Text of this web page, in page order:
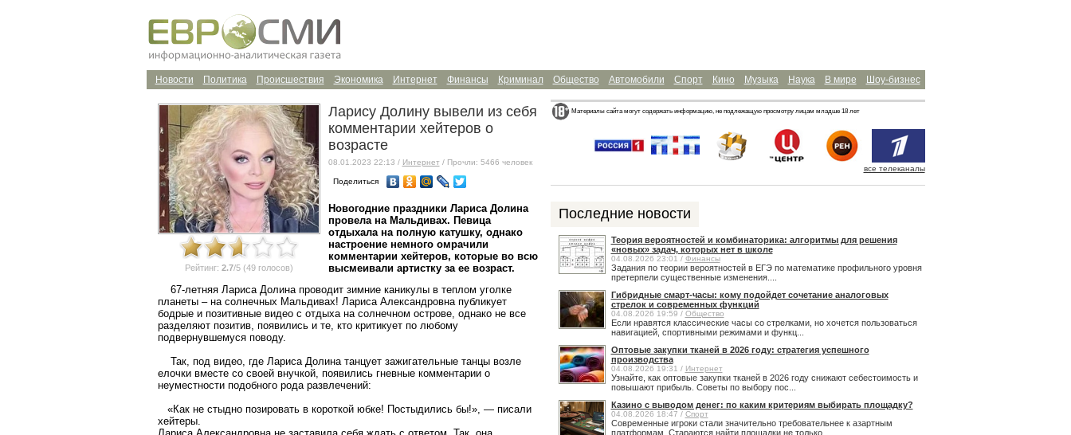
Шоу-бизнес
В мире
Наука
Музыка
Кино
Спорт
Автомобили
Общество
Криминал
Финансы
Интернет
Экономика
Происшествия
Политика
Новости
Рейтинг: 2.7/5 (49 голосов)
Ларису Долину вывели из себя
комментарии хейтеров о
возрасте
08.01.2023 22:13 / Интернет/ Прочли: 5466 человек
Поделиться
Новогодние праздники Лариса Долина
провела на Мальдивах. Певица
отдыхала на полную катушку, однако
настроение немного омрачили
комментарии хейтеров, которые во всю
высмеивали артистку за ее возраст.
67-летняя Лариса Долина проводит зимние каникулы в теплом уголке
планеты – на солнечных Мальдивах! Лариса Александровна публикует
бодрые и позитивные видео с отдыха на солнечном острове, однако не все
разделяют позитив, появились и те, кто критикует по любому
подвернувшемуся поводу.
Так, под видео, где Лариса Долина танцует зажигательные танцы возле
елочки вместе со своей внучкой, появились гневные комментарии о
неуместности подобного рода развлечений:
«Как не стыдно позировать в короткой юбке! Постыдились бы!», — писали
хейтеры.
Материалы сайта могут содержать информацию, не подлежащую просмотру лицам младше 18 лет
все телеканалы
Последние новости
Теория вероятностей и комбинаторика: алгоритмы для решения
«новых» задач, которых нет в школе
04.08.2026 23:01 / Финансы
Задания по теории вероятностей в ЕГЭ по математике профильного уровня
претерпели существенные изменения....
Гибридные смарт-часы: кому подойдет сочетание аналоговых
стрелок и современных функций
04.08.2026 19:59 / Общество
Если нравятся классические часы со стрелками, но хочется пользоваться
навигацией, спортивными режимами и функц...
Оптовые закупки тканей в 2026 году: стратегия успешного
производства
04.08.2026 19:31 / Интернет
Узнайте, как оптовые закупки тканей в 2026 году снижают себестоимость и
повышают прибыль. Советы по выбору пос...
Казино с выводом денег: по каким критериям выбирать площадку?
04.08.2026 18:47 / Спорт
Современные игроки стали значительно требовательнее к азартным
платформам. Стараются найти площадки не только ...